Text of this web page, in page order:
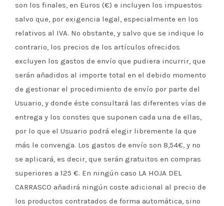
son los finales, en Euros (€) e incluyen los impuestos
salvo que, por exigencia legal, especialmente en los
relativos al IVA. No obstante, y salvo que se indique lo
contrario, los precios de los artículos ofrecidos
excluyen los gastos de envío que pudiera incurrir, que
serán añadidos al importe total en el debido momento
de gestionar el procedimiento de envío por parte del
Usuario, y donde éste consultará las diferentes vías de
entrega y los constes que suponen cada una de ellas,
por lo que el Usuario podrá elegir libremente la que
más le convenga. Los gastos de envío son 8,54€, y no
se aplicará, es decir, que serán gratuitos en compras
superiores a 125 €. En ningún caso LA HOJA DEL
CARRASCO añadirá ningún coste adicional al precio de
los productos contratados de forma automática, sino